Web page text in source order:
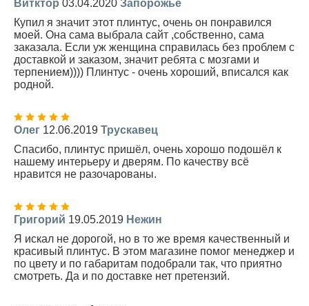
Витктор 03.04.2020 Запорожье
Купил я значит этот плинтус, очень он понравился
моей. Она сама выбрала сайт ,собственно, сама
заказала. Если уж женщина справилась без проблем с
доставкой и заказом, значит ребята с мозгами и
терпением)))) Плинтус - очень хороший, вписался как
родной.
Олег 12.06.2019 Трускавец
Спасибо, плинтус пришёл, очень хорошо подошёл к
нашему интерьеру и дверям. По качеству всё
нравится не разочарованы.
Григорий 19.05.2019 Нежин
Я искал не дорогой, но в то же время качественный и
красивый плинтус. В этом магазине помог менеджер и
по цвету и по габаритам подобрали так, что приятно
смотреть. Да и по доставке нет претензий.